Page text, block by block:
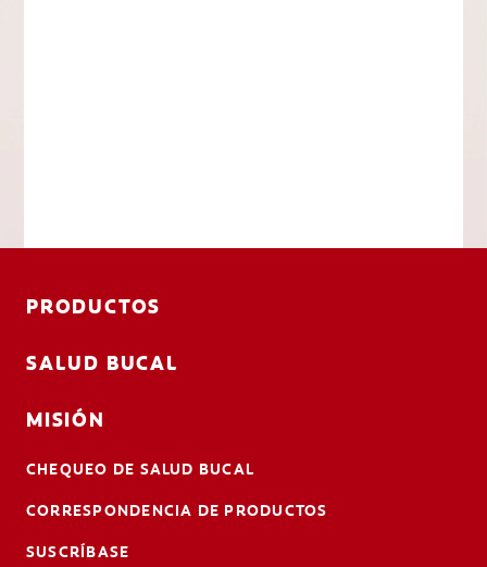
PRODUCTOS
SALUD BUCAL
MISIÓN
CHEQUEO DE SALUD BUCAL
CORRESPONDENCIA DE PRODUCTOS
SUSCRÍBASE